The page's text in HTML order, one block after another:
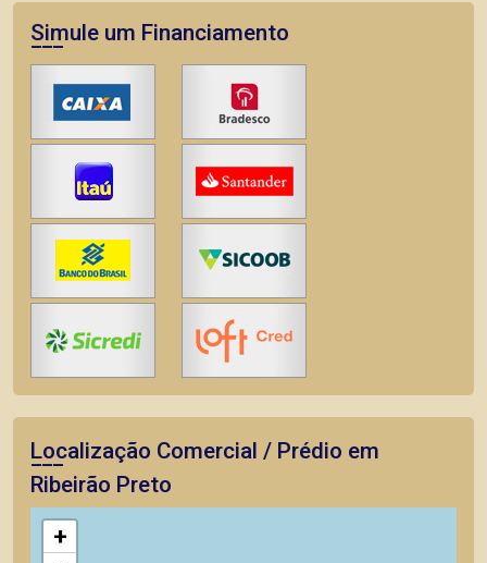
Simule um Financiamento
Localização Comercial / Prédio em
Ribeirão Preto
+